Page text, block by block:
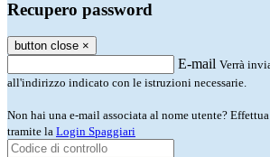
Recupero password
button close ×
E-mail Verrà
all'indirizzo indicato con le istruzioni necessarie.
Non hai una e-mail associata al nome utente?
tramite la Login Spaggiari